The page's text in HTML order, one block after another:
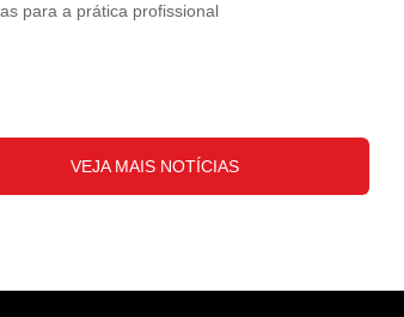
para a prática profissional
VEJA MAIS NOTÍCIAS